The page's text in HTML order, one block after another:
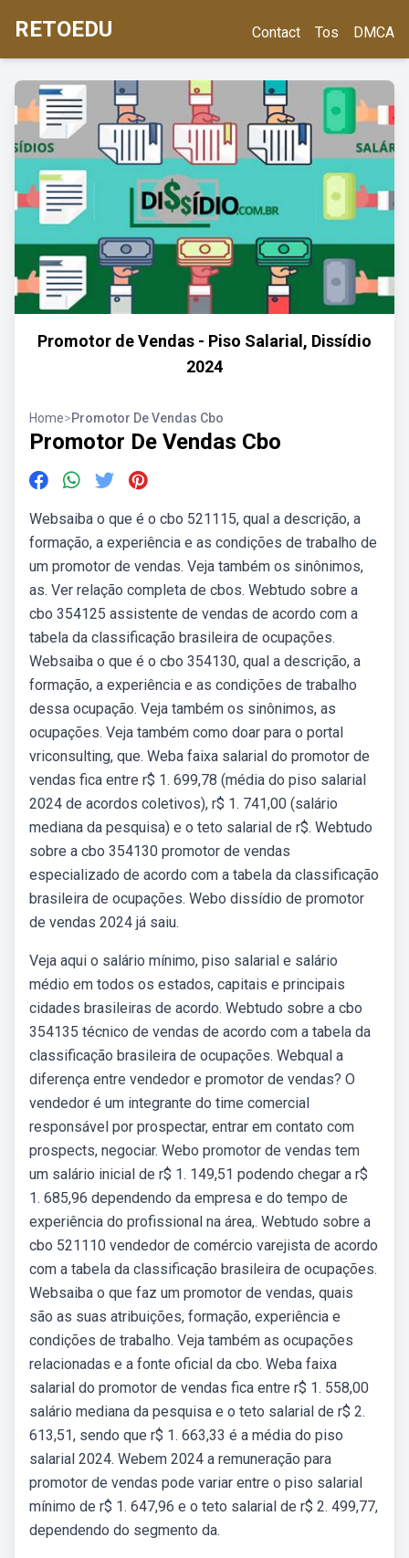
RETOEDU Contact Tos DMCA
Promotor de Vendas - Piso Salarial, Dissídio
2024
Home>Promotor De Vendas Cbo
Promotor De Vendas Cbo
Websaiba o que é o cbo 521115, qual a descrição, a
formação, a experiência e as condições de trabalho de
um promotor de vendas. Veja também os sinônimos,
as. Ver relação completa de cbos. Webtudo sobre a
cbo 354125 assistente de vendas de acordo com a
tabela da classificação brasileira de ocupações.
Websaiba o que é o cbo 354130, qual a descrição, a
formação, a experiência e as condições de trabalho
dessa ocupação. Veja também os sinônimos, as
ocupações. Veja também como doar para o portal
vriconsulting, que. Weba faixa salarial do promotor de
vendas fica entre r$ 1. 699,78 (média do piso salarial
2024 de acordos coletivos), r$ 1. 741,00 (salário
mediana da pesquisa) e o teto salarial de r$. Webtudo
sobre a cbo 354130 promotor de vendas
especializado de acordo com a tabela da classificação
brasileira de ocupações. Webo dissídio de promotor
de vendas 2024 já saiu.
Veja aqui o salário mínimo, piso salarial e salário
médio em todos os estados, capitais e principais
cidades brasileiras de acordo. Webtudo sobre a cbo
354135 técnico de vendas de acordo com a tabela da
classificação brasileira de ocupações. Webqual a
diferença entre vendedor e promotor de vendas? O
vendedor é um integrante do time comercial
responsável por prospectar, entrar em contato com
prospects, negociar. Webo promotor de vendas tem
um salário inicial de r$ 1. 149,51 podendo chegar a r$
1. 685,96 dependendo da empresa e do tempo de
experiência do profissional na área,. Webtudo sobre a
cbo 521110 vendedor de comércio varejista de acordo
com a tabela da classificação brasileira de ocupações.
Websaiba o que faz um promotor de vendas, quais
são as suas atribuições, formação, experiência e
condições de trabalho. Veja também as ocupações
relacionadas e a fonte oficial da cbo. Weba faixa
salarial do promotor de vendas fica entre r$ 1. 558,00
salário mediana da pesquisa e o teto salarial de r$ 2.
613,51, sendo que r$ 1. 663,33 é a média do piso
salarial 2024. Webem 2024 a remuneração para
promotor de vendas pode variar entre o piso salarial
mínimo de r$ 1. 647,96 e o teto salarial de r$ 2. 499,77,
dependendo do segmento da.